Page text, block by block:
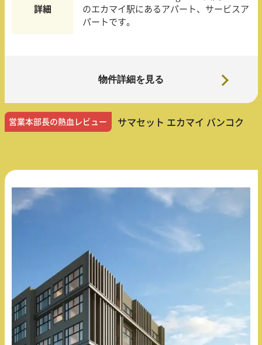
詳細
のエカマイ駅にあるアパート、サービスア
パートです。
物件詳細を見る
営業本部長の熱血レビュー サマセット エカマイ バンコク